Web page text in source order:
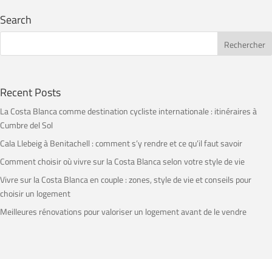
Search
Recent Posts
La Costa Blanca comme destination cycliste internationale : itinéraires à
Cumbre del Sol
Cala Llebeig à Benitachell : comment s’y rendre et ce qu’il faut savoir
Comment choisir où vivre sur la Costa Blanca selon votre style de vie
Vivre sur la Costa Blanca en couple : zones, style de vie et conseils pour
choisir un logement
Meilleures rénovations pour valoriser un logement avant de le vendre